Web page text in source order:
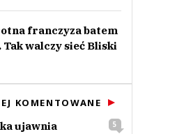
franczyza batem
Tak walczy sieć Bliski
KOMENTOWANE
ujawnia
5